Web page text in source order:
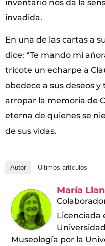
inventario nos da la
invadida.
En una de las cartas a
dice: “Te mando mi
tricote un echarpe a
obedece a sus deseos
arropar la memoria de
eterna de quienes se
de sus vidas.
Autor Últimos artículos
María
Licenciada
Museología por la